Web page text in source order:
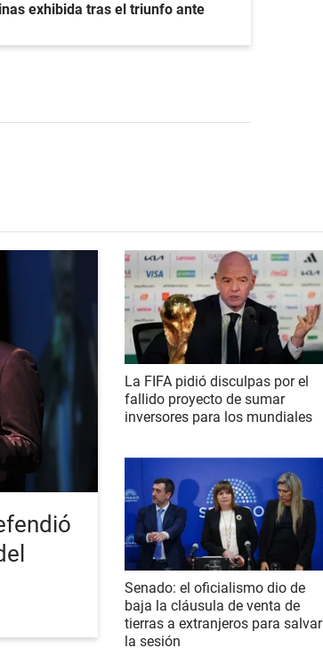
exhibida tras el triunfo ante
La FIFA pidió disculpas por el
fallido proyecto de sumar
inversores para los mundiales
Senado: el oficialismo dio de
baja la cláusula de venta de
tierras a extranjeros para salvar
la sesión